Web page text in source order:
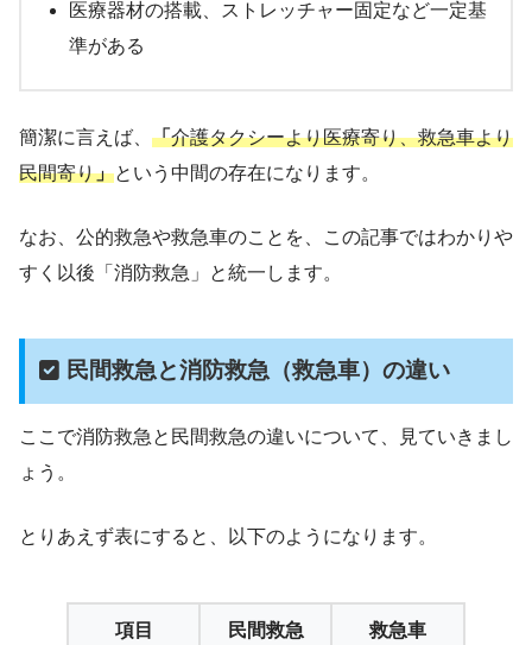
医療器材の搭載、ストレッチャー固定など一定基
準がある
簡潔に言えば、 「介護タクシーより医療寄り、救急車より
民間寄り」という中間の存在になります。
なお、公的救急や救急車のことを、この記事ではわかりや
すく以後「消防救急」と統一します。
民間救急と消防救急（救急車）の違い
ここで消防救急と民間救急の違いについて、見ていきまし
ょう。
とりあえず表にすると、以下のようになります。
項目 民間救急 救急車